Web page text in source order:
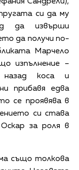
си да му
да извърши
да получи по-
Марчело
изпълнение –
назад коса и
прибавя едва
се проявява в
си става
за роля в
също толкова